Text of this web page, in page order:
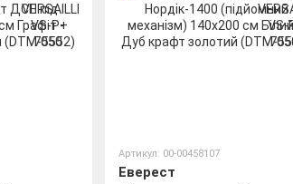
Артикул: 00-00458107
Еверест